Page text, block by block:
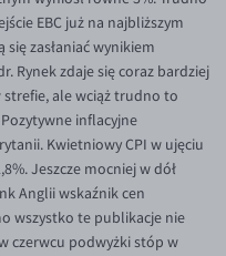
EBC już na najbliższym
zasłaniać wynikiem
Rynek zdaje się coraz bardziej
ale wciąż trudno to
inflacyjne
Kwietniowy CPI w ujęciu
Jeszcze mocniej w dół
Anglii wskaźnik cen
wszystko te publikacje nie
czerwcu podwyżki stóp w